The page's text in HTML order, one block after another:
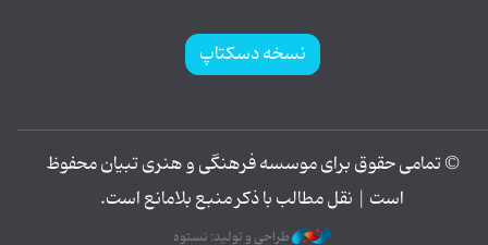
نسخه دسکتاپ
© تمامی حقوق برای موسسه فرهنگی و هنری تبیان محفوظ
است | نقل مطالب با ذکر منبع بلامانع است.
طراحی و تولید: نستوه